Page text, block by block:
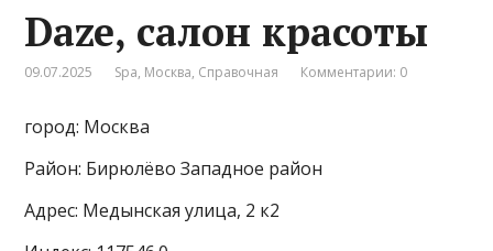
Daze, салон красоты
09.07.2025 Spa, Москва, Справочная Комментарии: 0
город: Москва
Район: Бирюлёво Западное район
Адрес: Медынская улица, 2 к2